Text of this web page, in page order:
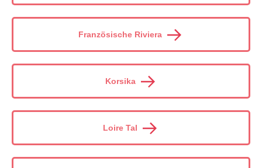
Französische Riviera
Korsika
Loire Tal